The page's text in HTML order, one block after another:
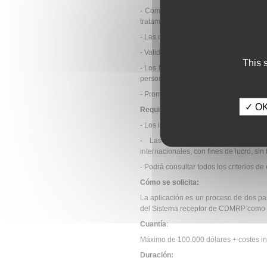
- Comprender los factores que
tratamiento de los TEA, excluyendo el
- Las condiciones coexistentes con TEA
- Validación de nuevas o existentes
- Los factores psicosociales que
personas que viven con TEA
- Promover factores de éxito en el
Requisitos de los Solicitantes:
- Los investigadores de todos los
- Las organizaciones que
internacionales, con fines de lucro,
- Podrá consultar todos los criterios
Cómo se solicita:
La aplicación es un proceso de dos
del Sistema receptor de CDMRP
Cuantía:
Máximo de 100.000 dólares + costes
Duración:
This
✓